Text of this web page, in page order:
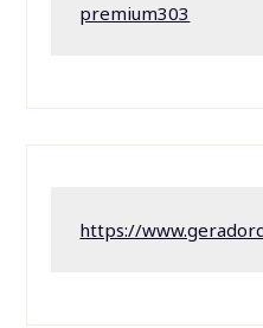
premium303
https://